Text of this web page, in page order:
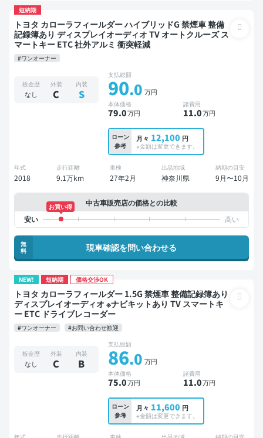
短納期
トヨタ カローラフィールダー ハイブリッドG 禁煙車 整備
記録簿あり ディスプレイオーディオ TV オートクルーズ ス
マートキー ETC 社外アルミ 衝突軽減
#ワンオーナー
板金歴
なし
外装
C
内装
S
支払総額
90.0 万円
本体価格
79.0万円
諸費用
11.0万円
ローン
参考
月々 12,100 円
※金額は変更できます。
年式
2018
走行距離
9.1万km
車検
27年2月
出品地域
神奈川県
納期の目安
9月〜10月
中古車販売店の価格との比較
お買い得
無
料
現車確認を問い合わせる
NEW! 短納期 価格交渉OK
トヨタ カローラフィールダー 1.5G 禁煙車 整備記録簿あり
ディスプレイオーディオ ※ナビキットあり TV スマートキ
ー ETC ドライブレコーダー
#ワンオーナー #お問い合わせ歓迎
板金歴
なし
外装
C
内装
B
支払総額
86.0 万円
本体価格
75.0万円
諸費用
11.0万円
ローン
参考
月々 11,600 円
※金額は変更できます。